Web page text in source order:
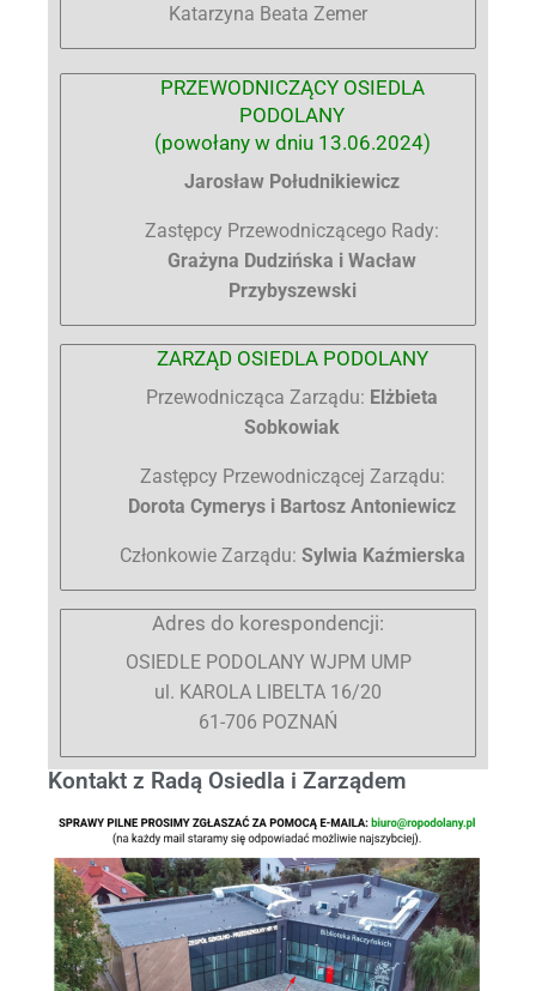
Katarzyna Beata Zemer
PRZEWODNICZĄCY OSIEDLA
PODOLANY
(powołany w dniu 13.06.2024)
Jarosław Południkiewicz
Zastępcy Przewodniczącego Rady:
Grażyna Dudzińska i Wacław
Przybyszewski
ZARZĄD OSIEDLA PODOLANY
Przewodnicząca Zarządu: Elżbieta
Sobkowiak
Zastępcy Przewodniczącej Zarządu:
Dorota Cymerys i Bartosz Antoniewicz
Członkowie Zarządu: Sylwia Kaźmierska
Adres do korespondencji:
OSIEDLE PODOLANY WJPM UMP
ul. KAROLA LIBELTA 16/20
61-706 POZNAŃ
Kontakt z Radą Osiedla i Zarządem